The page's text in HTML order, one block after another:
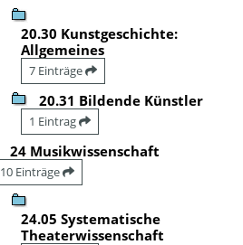
20.30 Kunstgeschichte:
Allgemeines
7 Einträge
20.31 Bildende Künstler
1 Eintrag
24 Musikwissenschaft
10 Einträge
24.05 Systematische
Theaterwissenschaft